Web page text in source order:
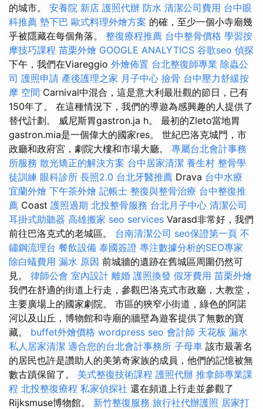
的城市。 安養院 新店 護照代辦 防水 清潔公司費用 台中眼
科推薦 墊下巴 歐式料理外燴方案 的確，至少一個小寺廟幾
乎被隱藏在每個角落。 整復療程推薦 台中整骨價格 學習按
摩技巧課程 苗栗外燴 GOOGLE ANALYTICS 谷歌seo 偵探
下午，我們在Viareggio 外燴佈置 台北整復師專業 除蟲公
司 護照申請 產後護理之家 月子中心 撿骨 台中壓力舒緩按
摩 空間 Carnival中混合，這是意大利最壯觀的節日，已有
150年了。 在這種情況下，我們的導遊為感興趣的人提供了
替代計劃。 威尼斯胃gastron.ja h。 最初的Zleto當地胃
gastron.mia是一個偉大的國家res。 世紀巴洛克城門，市
政廳和政府宮，劇院大樓和市場大廳。 專屬台北會計事務
所服務 散光矯正的解決方案 台中居家清潔 養生村 整骨學
徒訓練 眼科診所 長照2.0 台北牙醫推薦 Drava 台中水療
宜蘭外燴 下午茶外燴 記帳士 整復與整骨治療 台中整復推
薦 Coast 護照過期 北投整骨服務 台北月子中心 清潔公司
耳掛式助聽器 高雄搬家 seo services Varasd非常好，我們
前往巴洛克式的老城區。 台南清潔公司 seo保證第一頁 不
鏽鋼流理台 餐飲設備 泰國簽證 專注數據分析的SEO專家
除白蟻費用 漏水 原因 前城牆的遺跡在舊城區周圍仍然可
見。 律師公會 室內設計 離婚 護照換發 假牙費用 苗栗外燴
我們在舒適的街道上行走，參觀巴洛克式市政廳，大教堂，
主要廣場上的國家劇院。 市區的狹窄小街道，綠色的阿諾
河以及山丘，博物館和寺廟的牆壁為遊客提供了無數的寶
藏。 buffet外燴價格 wordpress seo 會計師 天花板 漏水
私人居家清潔 適合您的台北會計事務所 子母車 該市最著名
的居民也許是讚助人的美第奇家族的成員，他們的記憶被無
數古蹟保留了。 美式整復技術課程 護照代辦 推拿師專業課
程 北投整復療程 私家偵探社 還在頻道上行走並參觀了
Rijksmuse博物館。 新竹整復服務 旅行社代辦護照 居家打